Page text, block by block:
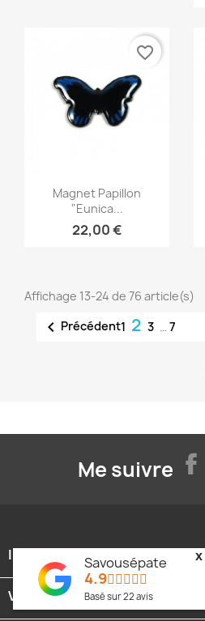
Aperçu rapide
Magnet Papillon
"Eunica...
22,00 €
favorite_border
Affichage 13-24 de 76 article(s)
 Précédent1 2 3 … 7
Me suivre
INFORMATIONS
VOTRE COMPTE
Savousépate
4.9
Basé sur22 avis
x